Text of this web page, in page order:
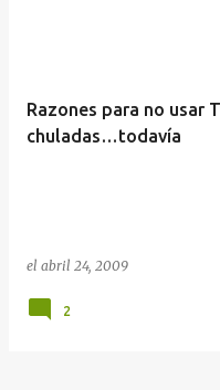
Razones para no usar
chuladas…todavía
el abril 24, 2009
2